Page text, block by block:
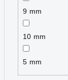
9 mm
10 mm
5 mm